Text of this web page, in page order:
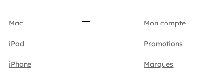
Mac
iPad
iPhone
Mon compte
Promotions
Marques